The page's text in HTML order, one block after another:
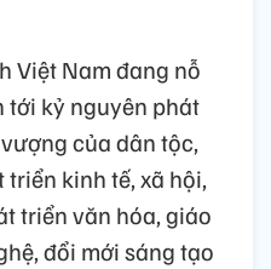
Việt Nam đang nỗ
kỷ nguyên phát
của dân tộc,
kinh tế, xã hội,
triển văn hóa, giáo
đổi mới sáng tạo